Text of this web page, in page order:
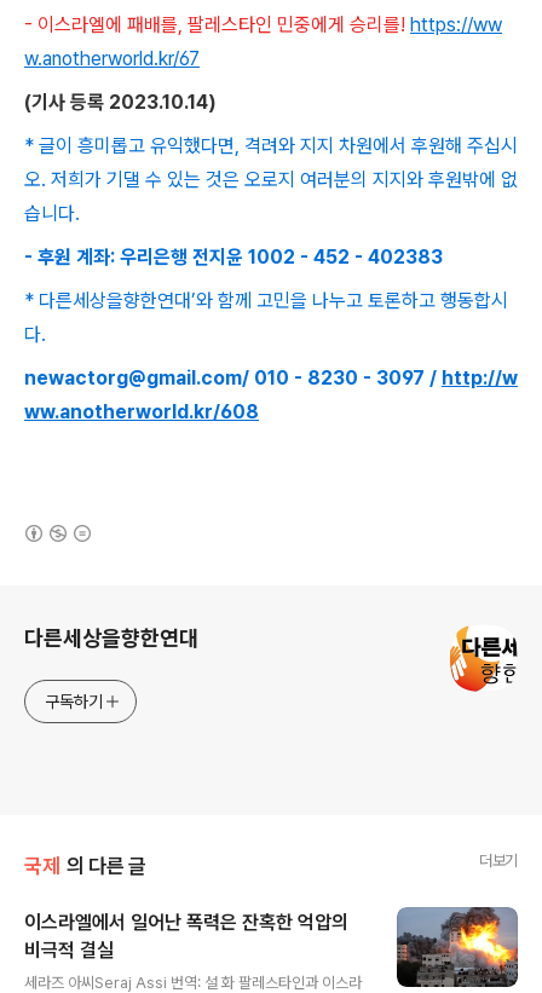
- 이스라엘에 패배를, 팔레스타인 민중에게 승리를! https://ww
w.anotherworld.kr/67
(기사 등록 2023.10.14)
* 글이 흥미롭고 유익했다면, 격려와 지지 차원에서 후원해 주십시
오. 저희가 기댈 수 있는 것은 오로지 여러분의 지지와 후원밖에 없
습니다.
- 후원 계좌: 우리은행 전지윤 1002 - 452 - 402383
* 다른세상을향한연대’와 함께 고민을 나누고 토론하고 행동합시
다.
newactorg@gmail.com/ 010 - 8230 - 3097 / http://w
ww.anotherworld.kr/608
다른세상을향한연대
구독하기
국제 의 다른 글 더보기
이스라엘에서 일어난 폭력은 잔혹한 억압의
비극적 결실
세라즈 아씨Seraj Assi 번역: 설 화 팔레스타인과 이스라